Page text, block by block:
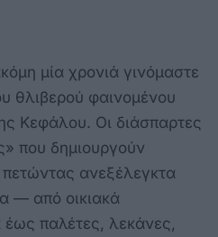
μία χρονιά γινόμαστε
θλιβερού φαινομένου
Κεφάλου. Οι διάσπαρτες
που δημιουργούν
πετώντας ανεξέλεγκτα
— από οικιακά
παλέτες, λεκάνες,